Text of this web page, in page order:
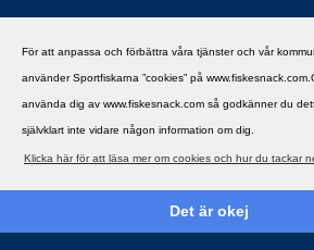
För att anpassa och förbättra våra tjänster och vår
använder Sportfiskarna ”cookies” på
använda dig av www.fiskesnack.com så godkänner du
självklart inte vidare någon information om dig.
Klicka här för att läsa mer om cookies och hur du tackar
Det är okej